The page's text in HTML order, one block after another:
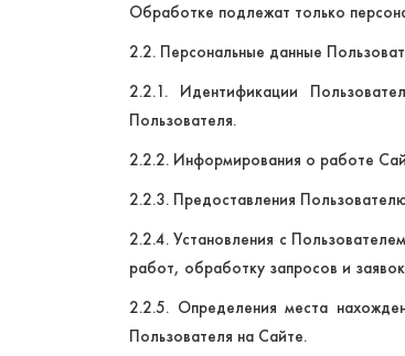
Обработке подлежат только
2.2. Персональные данные
2.2.1. Идентификации
Пользователя.
2.2.2. Информирования о работе
2.2.3. Предоставления
2.2.4. Установления с
работ, обработку запросов и
2.2.5. Определения места
Пользователя на Сайте.